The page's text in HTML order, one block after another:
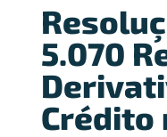
5.070
Crédito